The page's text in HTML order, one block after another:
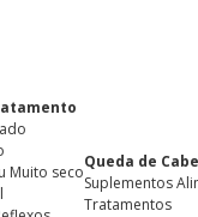
Muito seco
Queda de
Suplementos
Tratamentos